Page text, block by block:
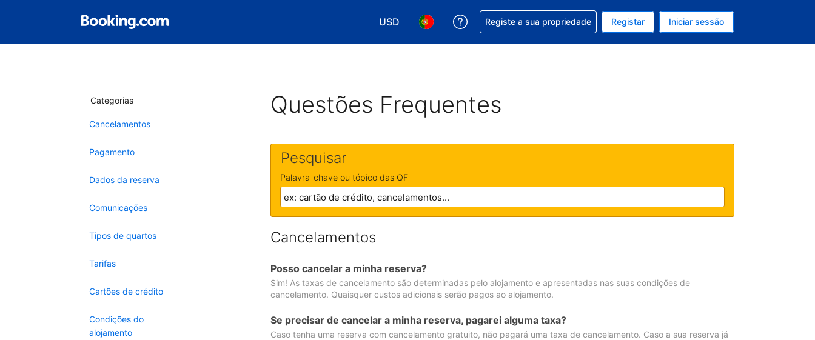
USD
Escolha a sua moeda. A sua moeda atual é Dólar dos EUA
Escolha o seu idioma. O seu idioma atual é Português
Obtenha ajuda com a sua reserva
Registe a sua propriedade Registar Iniciar sessão
Categorias
Cancelamentos
Pagamento
Dados da reserva
Comunicações
Tipos de quartos
Tarifas
Cartões de crédito
Condições do
alojamento
Questões Frequentes
Pesquisar
Palavra-chave ou tópico das QF
Cancelamentos
Posso cancelar a minha reserva?
Sim! As taxas de cancelamento são determinadas pelo alojamento e apresentadas nas suas condições de
cancelamento. Quaisquer custos adicionais serão pagos ao alojamento.
Se precisar de cancelar a minha reserva, pagarei alguma taxa?
Caso tenha uma reserva com cancelamento gratuito, não pagará uma taxa de cancelamento. Caso a sua reserva já